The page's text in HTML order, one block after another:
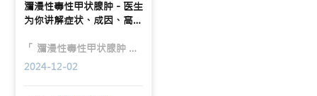
瀰漫性毒性甲状腺肿 - 医生
为你讲解症状、成因、高危
「 瀰漫性毒性甲状腺肿 」究竟是什么？早前荷里活女星黛丝烈尼（Daisy Ridley）接受媒体访问时，分享自己曾于去年被诊断出罹患「瀰漫性毒性甲状腺肿」的自体免疫疾病。楷和医疗普通科甘雅妍医生为你详细讲解「瀰漫性毒性甲状腺肿」是什么、症状、成因、高危群组、治疗及舒缓方法。
2024-12-02